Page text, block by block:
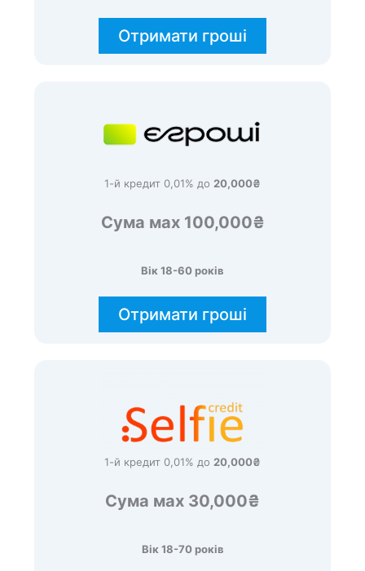
Отримати гроші
1-й кредит 0,01% до 20,000₴
Сума мах 100,000₴
Вік 18-60 років
Отримати гроші
1-й кредит 0,01% до 20,000₴
Сума мах 30,000₴
Вік 18-70 років